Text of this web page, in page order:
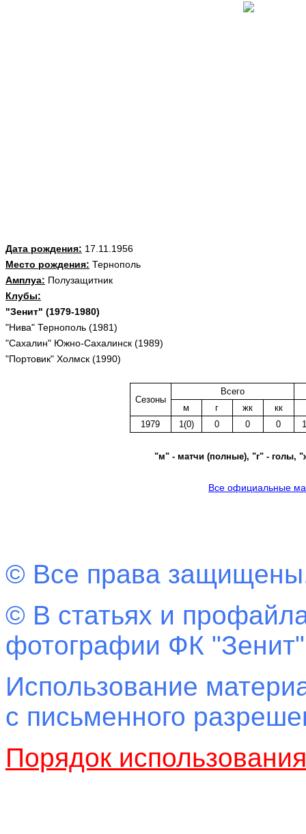
Дата рождения: 17.11.1956
Место рождения: Тернополь
Амплуа: Полузащитник
Клубы:
"Зенит" (1979-1980)
"Нива" Тернополь (1981)
"Сахалин" Южно-Сахалинск (1989)
"Портовик" Холмск (1990)
Сезоны
Всего
м
г жк
кк
1979
1(0) 0 0 0
"м" - матчи (полные), "г" - голы,
Все официальные
© Все права
© В статьях и
фотографии ФК
Использование
с письменного
Порядок